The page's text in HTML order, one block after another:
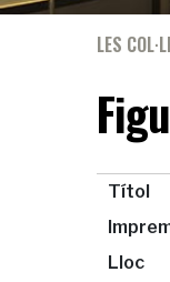
LES
Títol
Lloc